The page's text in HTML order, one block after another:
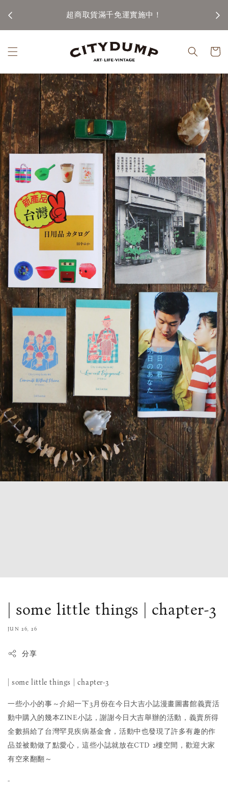
超商取貨滿千免運實施中！
| some little things | chapter-3
JUN 26, 26
分享
| some little things | chapter-3
一些小小的事～介紹一下3月份在今日大吉小誌漫畫圖書館義賣活
動中購入的幾本ZINE小誌，謝謝今日大吉舉辦的活動，義賣所得
全數捐給了台灣罕見疾病基金會，活動中也發現了許多有趣的作
品並被動做了點愛心，這些小誌就放在CTD 2樓空間，歡迎大家
有空來翻翻～
-